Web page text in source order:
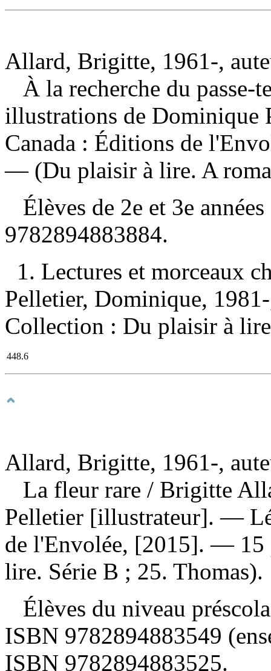
Allard, Brigitte, 1961-,
À la recherche du passe-
illustrations de
Canada : Éditions de
— (Du plaisir à lire. A
Élèves de 2e et 3e
9782894883884.
1. Lectures et morceaux
Pelletier, Dominique,
Collection : Du plaisir à
448.6
Allard, Brigitte, 1961-,
La fleur rare / Brigitte
Pelletier [illustrateur]. —
de l'Envolée, [2015]. —
lire. Série B ; 25. Thomas).
Élèves du niveau
ISBN 9782894883549
ISBN 9782894883525.